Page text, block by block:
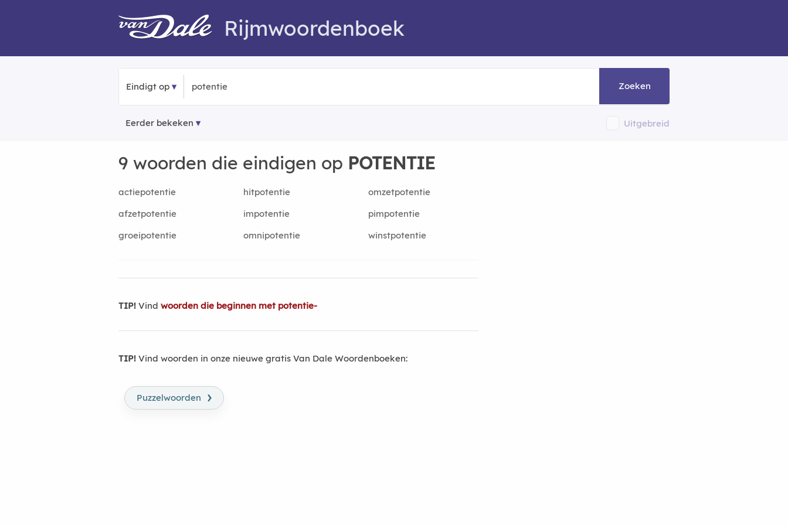
Rijmwoordenboek
Eindigt op Zoeken
Eerder bekeken Uitgebreid
9 woorden die eindigen op POTENTIE
actiepotentie hitpotentie
omzetpotentie
afzetpotentie
impotentie
pimpotentie
groeipotentie
omnipotentie winstpotentie
TIP! Vind woorden die beginnen met potentie-
TIP! Vind woorden in onze nieuwe gratis Van Dale Woordenboeken:
Puzzelwoorden ›